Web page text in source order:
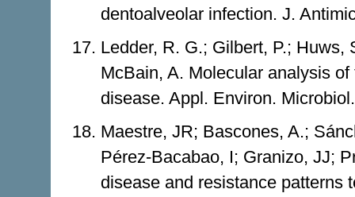
dentoalveolar infection. J.
Ledder, R. G.; Gilbert, P.; Huws,
McBain, A. Molecular analysis
disease. Appl. Environ.
Maestre, JR; Bascones, A.;
Pérez-Bacabao, I; Granizo, JJ;
disease and resistance patterns